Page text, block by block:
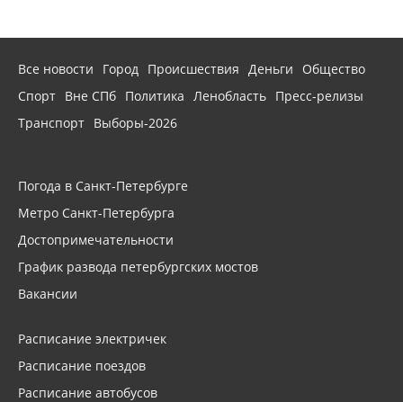
Все новости Город Происшествия Деньги
Общество
Спорт Вне СПб Политика Ленобласть Пресс-релизы
Транспорт Выборы-2026
Погода в Санкт-Петербурге
Метро Санкт-Петербурга
Достопримечательности
График развода петербургских мостов
Вакансии
Расписание электричек
Расписание поездов
Расписание автобусов